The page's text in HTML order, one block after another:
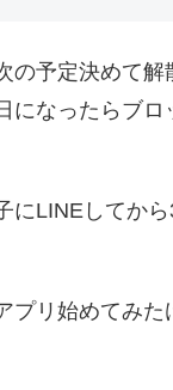
の予定決めて解
になったらブロ
にLINEしてか
プリ始めてみた